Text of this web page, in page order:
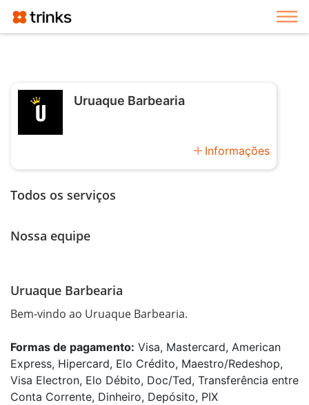
Uruaque Barbearia
add Informações
Todos os serviços
Nossa equipe
Uruaque Barbearia
Bem-vindo ao Uruaque Barbearia.
Formas de pagamento: Visa, Mastercard, American
Express, Hipercard, Elo Crédito, Maestro/Redeshop,
Visa Electron, Elo Débito, Doc/Ted, Transferência entre
Conta Corrente, Dinheiro, Depósito, PIX